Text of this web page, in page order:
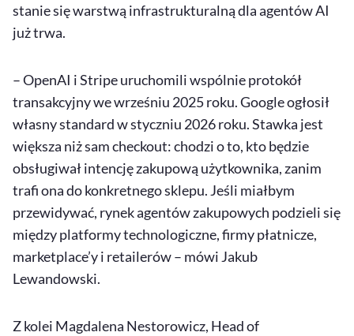
stanie się warstwą infrastrukturalną dla agentówAI
już trwa.
– OpenAI i Stripe uruchomili wspólnie protokół
transakcyjny we wrześniu 2025 roku. Google ogłosił
własny standard w styczniu 2026 roku. Stawka jest
większa niż samcheckout: chodzi o to, kto będzie
obsługiwał intencję zakupową użytkownika, zanim
trafi ona do konkretnego sklepu. Jeśli miałbym
przewidywać, rynek agentów zakupowych podzieli się
między platformy technologiczne, firmy płatnicze,
marketplace’y i retailerów – mówi Jakub
Lewandowski.
Z kolei Magdalena Nestorowicz, Headof